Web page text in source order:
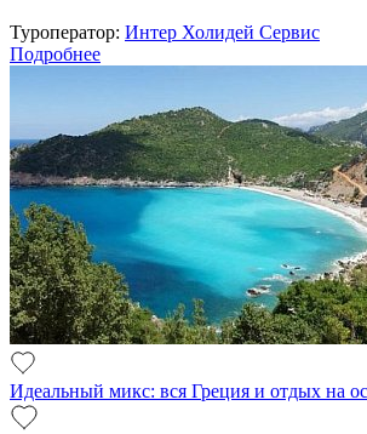
Туроператор: Интер Холидей Сервис
Подробнее
Идеальный микс: вся Греция и отдых на